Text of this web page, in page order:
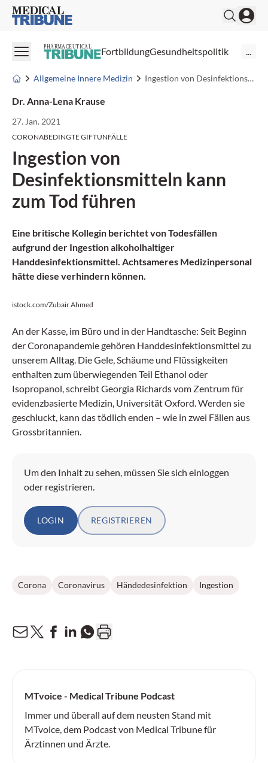
Medical Tribune
PHARMACEUTICAL FortbildungGesundheitspolitik ...
Allgemeine Innere Medizin Ingestion von Desinfektionsmitteln kann zum Tod führen
Dr. Anna-Lena Krause
27. Jan. 2021
CORONABEDINGTE GIFTUNFÄLLE
Ingestion von
Desinfektionsmitteln kann
zum Tod führen
Eine britische Kollegin berichtet von Todesfällen
aufgrund der Ingestion alkoholhaltiger
Handdesinfektionsmittel. Achtsameres Medizinpersonal
hätte diese verhindern können.
istock.com/Zubair Ahmed
An der Kasse, im Büro und in der Handtasche: Seit Beginn
der Coronapandemie gehören Handdesinfektionsmittel zu
unserem Alltag. Die Gele, Schäume und Flüssigkeiten
enthalten zum überwiegenden Teil Ethanol oder
Isopropanol, schreibt Georgia Richards vom Zentrum für
evidenzbasierte Medizin, Universität Oxford. Werden sie
geschluckt, kann das tödlich enden – wie in zwei Fällen aus
Grossbritannien.
Um den Inhalt zu sehen, müssen Sie sich einloggen
oder registrieren.
LOGIN REGISTRIEREN
Corona Coronavirus Händedesinfektion Ingestion
MTvoice - Medical Tribune Podcast
Immer und überall auf dem neusten Stand mit
MTvoice, dem Podcast von Medical Tribune für
Ärztinnen und Ärzte.